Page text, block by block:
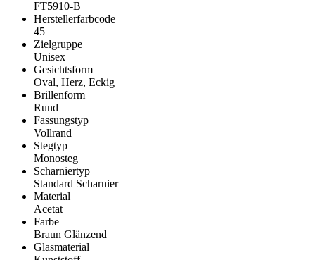
FT5910-B
Herstellerfarbcode
45
Zielgruppe
Unisex
Gesichtsform
Oval, Herz, Eckig
Brillenform
Rund
Fassungstyp
Vollrand
Stegtyp
Monosteg
Scharniertyp
Standard Scharnier
Material
Acetat
Farbe
Braun Glänzend
Glasmaterial